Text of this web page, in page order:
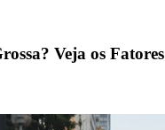
Veja os Fatores